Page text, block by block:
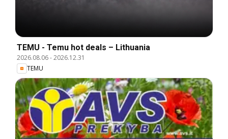
TEMU - Temu hot deals – Lithuania
2026.08.06-2026.12.31
TEMU